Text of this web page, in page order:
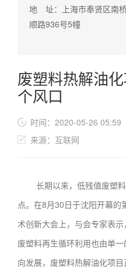
地 址：上海市奉贤区南
顺路936号5幢
废塑料热解油
个风口
时间：2020-05-26 05:59
来源：互联网
长期以来，低残值废塑料
点。在8月30日于沈阳开幕的
术创新大会上，与会专家表示
废塑料再生循环利用也由单
向发展，废塑料热解油化项目